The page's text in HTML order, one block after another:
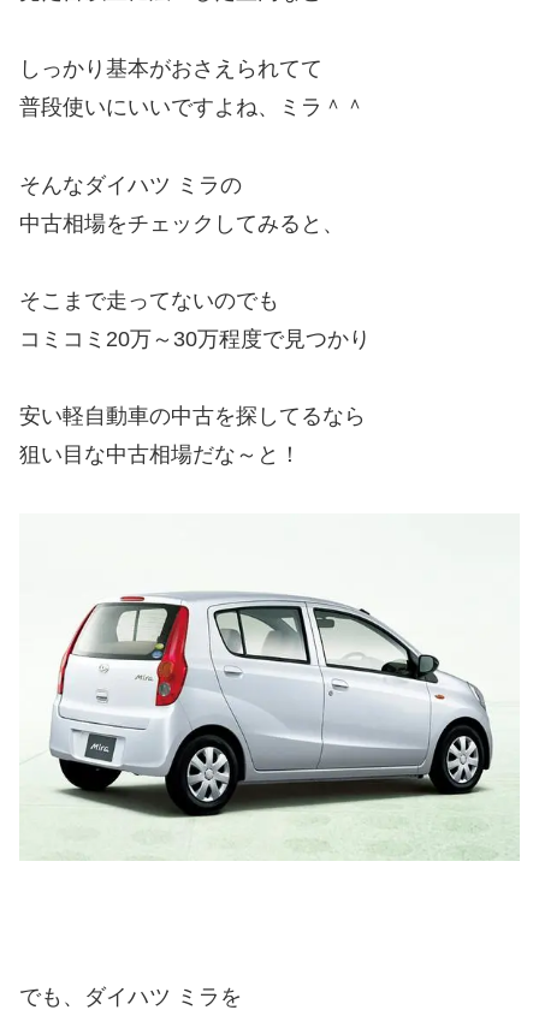
しっかり基本がおさえられてて
普段使いにいいですよね、ミラ＾＾
そんなダイハツ ミラの
中古相場をチェックしてみると、
そこまで走ってないのでも
コミコミ20万～30万程度で見つかり
安い軽自動車の中古を探してるなら
狙い目な中古相場だな～と！
でも、ダイハツ ミラを